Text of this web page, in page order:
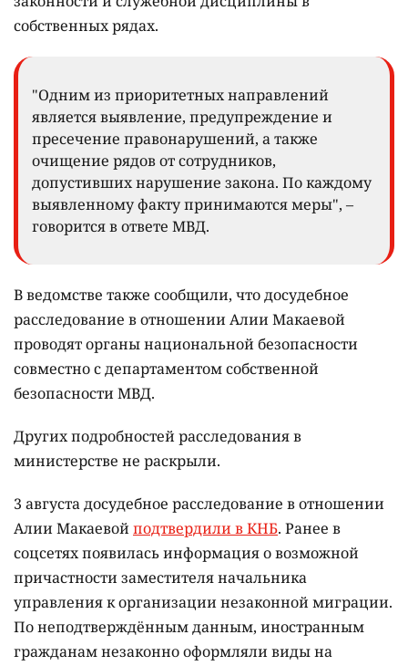
собственных рядах.
"Одним из приоритетных направлений
является выявление, предупреждение и
пресечение правонарушений, а также
очищение рядов от сотрудников,
допустивших нарушение закона. По каждому
выявленному факту принимаются меры", –
говорится в ответе МВД.
В ведомстве также сообщили, что досудебное
расследование в отношении Алии Макаевой
проводят органы национальной безопасности
совместно с департаментом собственной
безопасности МВД.
Других подробностей расследования в
министерстве не раскрыли.
3 августа досудебное расследование в отношении
Алии Макаевойподтвердили в КНБ. Ранее в
соцсетях появилась информация о возможной
причастности заместителя начальника
управления к организации незаконной миграции.
По неподтверждённым данным, иностранным
гражданам незаконно оформляли виды на